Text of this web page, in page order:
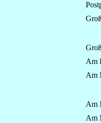
Am
Am
Am
Am